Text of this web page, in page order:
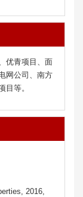
优青项目、面
网公司、南方
目等。
2016,